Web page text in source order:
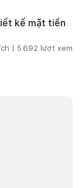
kế mặt tiền
| 5.692 lượt xem